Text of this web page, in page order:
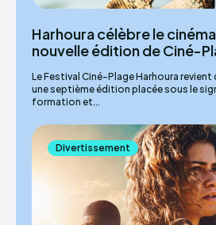
Harhoura célèbre le
nouvelle édition de Ciné-
Le Festival Ciné-Plage Harhoura revient
une septième édition placée sous le
formation et...
Divertissement